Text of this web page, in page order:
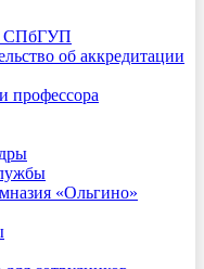
СПбГУП
об аккредитации
профессора
«Ольгино»